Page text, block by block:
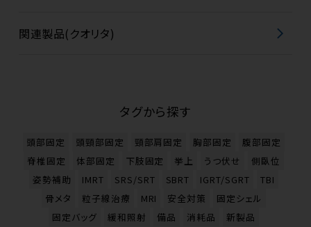
関連製品(クオリタ)
タグから探す
頭部固定 頭頸部固定 頸部肩固定 胸部固定
腹部固定
脊椎固定
体部固定 下肢固定 挙上 うつ伏せ
側臥位
姿勢補助
IMRT SRS/SRT SBRT IGRT/SGRT
TBI
骨メタ
粒子線治療 MRI 安全対策
固定シェル
固定バッグ
緩和照射 備品 消耗品 新製品